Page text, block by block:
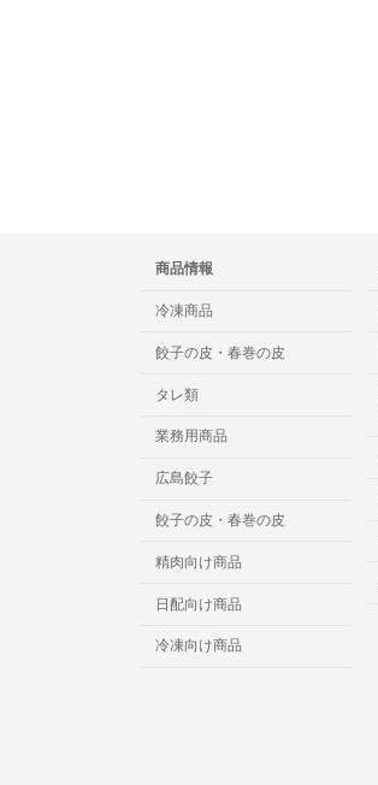
商品情報
冷凍商品
餃子の皮・春巻の皮
タレ類
業務用商品
広島餃子
餃子の皮・春巻の皮
精肉向け商品
日配向け商品
冷凍向け商品